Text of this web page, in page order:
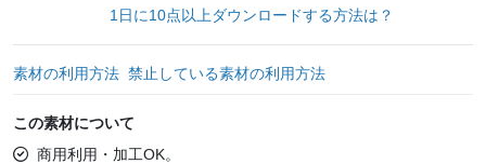
1日に10点以上ダウンロードする方法は？
素材の利用方法 禁止している素材の利用方法
この素材について
商用利用・加工OK。